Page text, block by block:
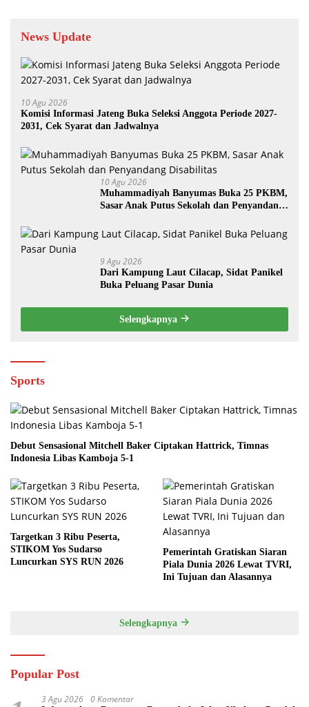
News Update
10 Agu 2026
Komisi Informasi Jateng Buka Seleksi Anggota Periode 2027-
2031, Cek Syarat dan Jadwalnya
10 Agu 2026
Muhammadiyah Banyumas Buka 25 PKBM,
Sasar Anak Putus Sekolah dan Penyandang
9 Agu 2026
Dari Kampung Laut Cilacap, Sidat Panikel
Buka Peluang Pasar Dunia
Selengkapnya
Sports
Debut Sensasional Mitchell Baker Ciptakan Hattrick, Timnas
Indonesia Libas Kamboja 5-1
Targetkan 3 Ribu Peserta,
STIKOM Yos Sudarso
Luncurkan SYS RUN 2026
Pemerintah Gratiskan Siaran
Piala Dunia 2026 Lewat TVRI,
Ini Tujuan dan Alasannya
Selengkapnya
Popular Post
3 Agu 2026 0 Komentar